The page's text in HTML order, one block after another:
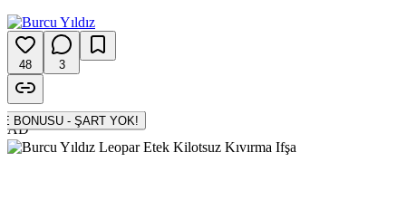
48 3
AD
500 TL DENEME BONUSU - ŞART YOK!